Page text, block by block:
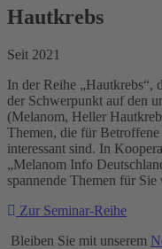
Hautkrebs
Seit 2021
In der Reihe „Hautkrebs“,
der Schwerpunkt auf den
(Melanom, Heller
Themen, die für
interessant sind. In
„Melanom Info
spannende Themen für Sie
Zur Seminar-Reihe
Bleiben Sie mit unserem